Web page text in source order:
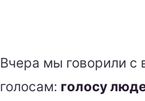
Вчера мы говорили с
голосам: голосу